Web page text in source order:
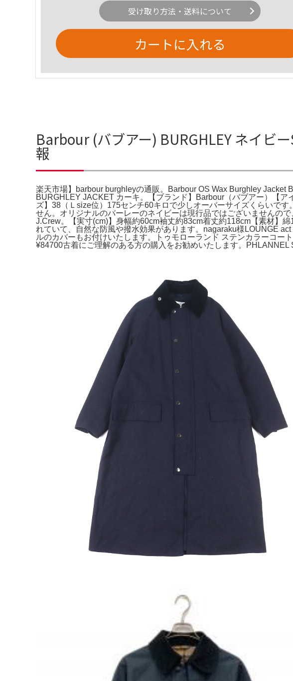
受け取り方法・送料について
カートに入れる
Barbour (バブアー) BURGHLEY ネイビ
報
楽天市場】barbour burghleyの通販。Barbour OS Wax Burghley
BURGHLEY JACKET カーキ。【ブランド】Barbour（バブアー）【
ズ】38（Ｌsize位）175センチ60キロで少しオーバーサイズくらいで
せん。オリジナルのバーレーのネイビーは現行品ではございませんの
J.Crew。【実寸(cm)】身幅約60cm袖丈約83cm着丈約118cm【素材】
れていて、自然な防風や撥水効果があります。nagaraku様LOUNGE
ルのカバーもお付けいたします。トゥモローランド ステンカラーコ
¥84700古着にご理解のある方の購入をお勧めいたします。PHLANNEL